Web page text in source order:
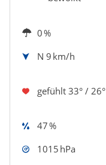
0 %
N 9 km/h
gefühlt 33° / 26°
47 %
1015 hPa